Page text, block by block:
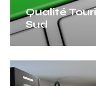
Qualité
Sud
Notre
boutique